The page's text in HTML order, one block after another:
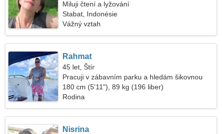
Miluji čtení a lyžování
Stabat, Indonésie
Vážný vztah
Rahmat
45 let, Štír
Pracuji v zábavním parku a hledám šikovnou
ženu
180 cm (5'11"), 89 kg (196 liber)
Rodina
Nisrina